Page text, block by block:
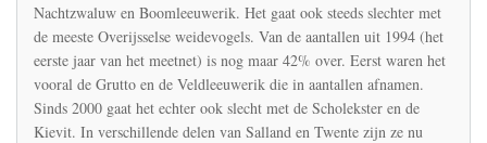
Nachtzwaluw en Boomleeuwerik. Het gaat ook steeds slechter met
de meeste Overijsselse weidevogels. Van de aantallen uit 1994 (het
eerste jaar van het meetnet) is nog maar 42% over. Eerst waren het
vooral de Grutto en de Veldleeuwerik die in aantallen afnamen.
Sinds 2000 gaat het echter ook slecht met de Scholekster en de
Kievit. In verschillende delen van Salland en Twente zijn ze nu